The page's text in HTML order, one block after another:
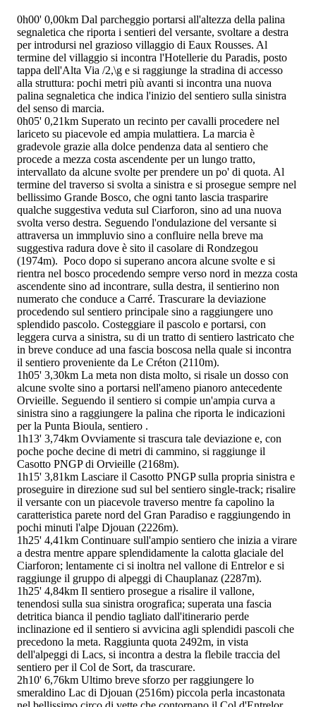
0h00' 0,00km Dal parcheggio portarsi all'altezza della palina
segnaletica che riporta i sentieri del versante, svoltare a destra
per introdursi nel grazioso villaggio di Eaux Rousses. Al
termine del villaggio si incontra l'Hotellerie du Paradis, posto
tappa dell'Alta Via /2,\g e si raggiunge la stradina di accesso
alla struttura: pochi metri più avanti si incontra una nuova
palina segnaletica che indica l'inizio del sentiero sulla sinistra
del senso di marcia.
0h05' 0,21km Superato un recinto per cavalli procedere nel
lariceto su piacevole ed ampia mulattiera. La marcia è
gradevole grazie alla dolce pendenza data al sentiero che
procede a mezza costa ascendente per un lungo tratto,
intervallato da alcune svolte per prendere un po' di quota. Al
termine del traverso si svolta a sinistra e si prosegue sempre nel
bellissimo Grande Bosco, che ogni tanto lascia trasparire
qualche suggestiva veduta sul Ciarforon, sino ad una nuova
svolta verso destra. Seguendo l'ondulazione del versante si
attraversa un immpluvio sino a confluire nella breve ma
suggestiva radura dove è sito il casolare di Rondzegou
(1974m). Poco dopo si superano ancora alcune svolte e si
rientra nel bosco procedendo sempre verso nord in mezza costa
ascendente sino ad incontrare, sulla destra, il sentierino non
numerato che conduce a Carré. Trascurare la deviazione
procedendo sul sentiero principale sino a raggiungere uno
splendido pascolo. Costeggiare il pascolo e portarsi, con
leggera curva a sinistra, su di un tratto di sentiero lastricato che
in breve conduce ad una fascia boscosa nella quale si incontra
il sentiero proveniente da Le Créton (2110m).
1h05' 3,30km La meta non dista molto, si risale un dosso con
alcune svolte sino a portarsi nell'ameno pianoro antecedente
Orvieille. Seguendo il sentiero si compie un'ampia curva a
sinistra sino a raggiungere la palina che riporta le indicazioni
per la Punta Bioula, sentiero .
1h13' 3,74km Ovviamente si trascura tale deviazione e, con
poche poche decine di metri di cammino, si raggiunge il
Casotto PNGP di Orvieille (2168m).
1h15' 3,81km Lasciare il Casotto PNGP sulla propria sinistra e
proseguire in direzione sud sul bel sentiero single-track; risalire
il versante con un piacevole traverso mentre fa capolino la
caratteristica parete nord del Gran Paradiso e raggiungendo in
pochi minuti l'alpe Djouan (2226m).
1h25' 4,41km Continuare sull'ampio sentiero che inizia a virare
a destra mentre appare splendidamente la calotta glaciale del
Ciarforon; lentamente ci si inoltra nel vallone di Entrelor e si
raggiunge il gruppo di alpeggi di Chauplanaz (2287m).
1h25' 4,84km Il sentiero prosegue a risalire il vallone,
tenendosi sulla sua sinistra orografica; superata una fascia
detritica bianca il pendio tagliato dall'itinerario perde
inclinazione ed il sentiero si avvicina agli splendidi pascoli che
precedono la meta. Raggiunta quota 2492m, in vista
dell'alpeggi di Lacs, si incontra a destra la flebile traccia del
sentiero per il Col de Sort, da trascurare.
2h10' 6,76km Ultimo breve sforzo per raggiungere lo
smeraldino Lac di Djouan (2516m) piccola perla incastonata